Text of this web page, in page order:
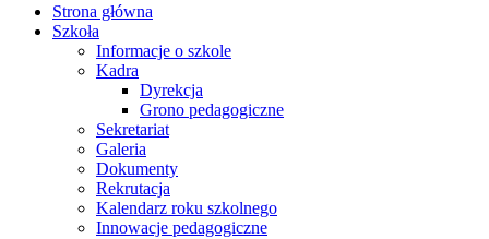
Strona główna
Szkoła
Informacje o szkole
Kadra
Dyrekcja
Grono pedagogiczne
Sekretariat
Galeria
Dokumenty
Rekrutacja
Kalendarz roku szkolnego
Innowacje pedagogiczne